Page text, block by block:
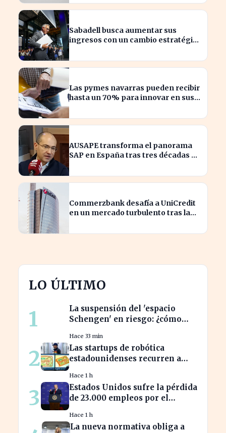
Sabadell busca aumentar sus
ingresos con un cambio estratégico
Las pymes navarras pueden recibir
hasta un 70% para innovar en sus
AUSAPE transforma el panorama
SAP en España tras tres décadas de
Commerzbank desafía a UniCredit
en un mercado turbulento tras la
LO ÚLTIMO
1
La suspensión del 'espacio
Schengen' en riesgo: ¿cómo
Hace 33 min
2
Las startups de robótica
estadounidenses recurren a
costes
Hace 1 h
3
Estados Unidos sufre la pérdida
de 23.000 empleos por el
Hace 1 h
La nueva normativa obliga a